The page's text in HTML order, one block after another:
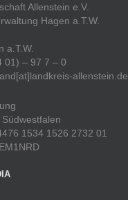
Allenstein e.V.
Hagen a.T.W.
a.T.W.
01) – 97 7 – 0
allenstein.de
1534 1526 2732 01